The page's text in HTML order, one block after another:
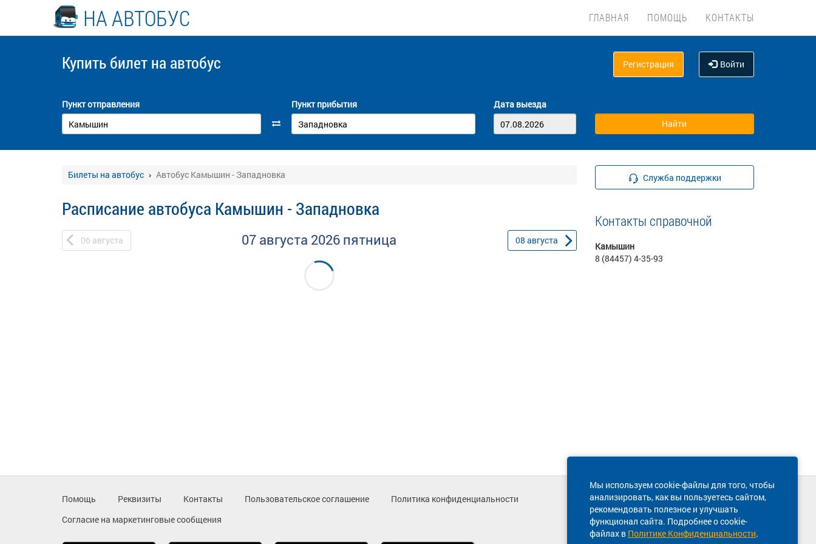
НА АВТОБУС ГЛАВНАЯ ПОМОЩЬ КОНТАКТЫ
Купить билет на автобус Регистрация Войти
Пункт отправления Пункт прибытия Дата выезда
Билеты на автобус Автобус Камышин - Западновка
Расписание автобуса Камышин - Западновка
06 августа 07 августа 2026 пятница 08 августа
Служба поддержки
Контакты справочной
Камышин
8 (84457) 4-35-93
Мы используем cookie-файлы для того, чтобы
анализировать, как вы пользуетесь сайтом,
рекомендовать полезное и улучшать
функционал сайта. Подробнее о cookie-
файлах в Политике Конфиденциальности.
Помощь Реквизиты Контакты Пользовательское соглашение
Политика конфиденциальности
Согласие на маркетинговые сообщения
Техническая поддержка сайта
8 800 600-03-38